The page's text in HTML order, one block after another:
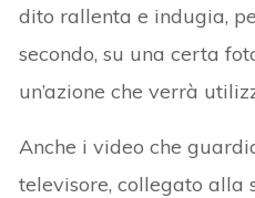
dito rallenta e indugia,
secondo, su una certa
un’azione che verrà
Anche i video che
televisore, collegato alla